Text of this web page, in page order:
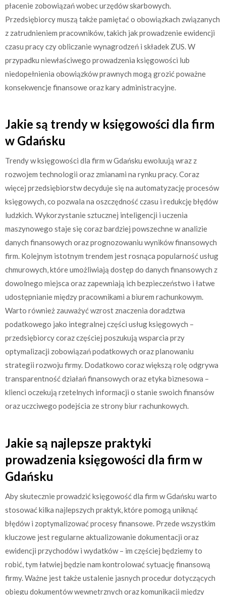
płacenie zobowiązań wobec urzędów skarbowych.
Przedsiębiorcy muszą także pamiętać o obowiązkach związanych
z zatrudnieniem pracowników, takich jak prowadzenie ewidencji
czasu pracy czy obliczanie wynagrodzeń i składek ZUS. W
przypadku niewłaściwego prowadzenia księgowości lub
niedopełnienia obowiązków prawnych mogą grozić poważne
konsekwencje finansowe oraz kary administracyjne.
Jakie są trendy w księgowości dla firm
w Gdańsku
Trendy w księgowości dla firm w Gdańsku ewoluują wraz z
rozwojem technologii oraz zmianami na rynku pracy. Coraz
więcej przedsiębiorstw decyduje się na automatyzację procesów
księgowych, co pozwala na oszczędność czasu i redukcję błędów
ludzkich. Wykorzystanie sztucznej inteligencji i uczenia
maszynowego staje się coraz bardziej powszechne w analizie
danych finansowych oraz prognozowaniu wyników finansowych
firm. Kolejnym istotnym trendem jest rosnąca popularność usług
chmurowych, które umożliwiają dostęp do danych finansowych z
dowolnego miejsca oraz zapewniają ich bezpieczeństwo i łatwe
udostępnianie między pracownikami a biurem rachunkowym.
Warto również zauważyć wzrost znaczenia doradztwa
podatkowego jako integralnej części usług księgowych –
przedsiębiorcy coraz częściej poszukują wsparcia przy
optymalizacji zobowiązań podatkowych oraz planowaniu
strategii rozwoju firmy. Dodatkowo coraz większą rolę odgrywa
transparentność działań finansowych oraz etyka biznesowa –
klienci oczekują rzetelnych informacji o stanie swoich finansów
oraz uczciwego podejścia ze strony biur rachunkowych.
Jakie są najlepsze praktyki
prowadzenia księgowości dla firm w
Gdańsku
Aby skutecznie prowadzić księgowość dla firm w Gdańsku warto
stosować kilka najlepszych praktyk, które pomogą uniknąć
błędów i zoptymalizować procesy finansowe. Przede wszystkim
kluczowe jest regularne aktualizowanie dokumentacji oraz
ewidencji przychodów i wydatków – im częściej będziemy to
robić, tym łatwiej będzie nam kontrolować sytuację finansową
firmy. Ważne jest także ustalenie jasnych procedur dotyczących
obiegu dokumentów wewnętrznych oraz komunikacji między